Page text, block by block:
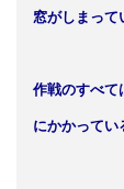
窓がしまって
作戦のすべて
にかかってい